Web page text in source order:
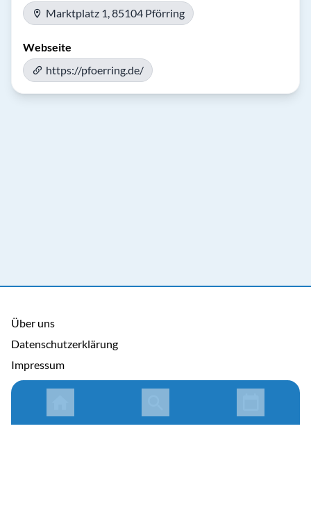
Marktplatz 1, 85104 Pförring
Webseite
https://pfoerring.de/
Über uns
Datenschutzerklärung
Impressum